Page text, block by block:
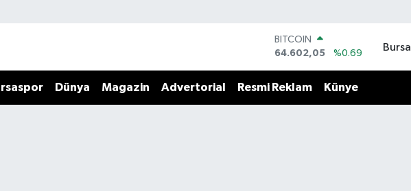
BITCOIN
64.602,05
%0.69
47,5986
%0.06
Bursa
Dünya Magazin Advertorial Resmi Reklam Künye